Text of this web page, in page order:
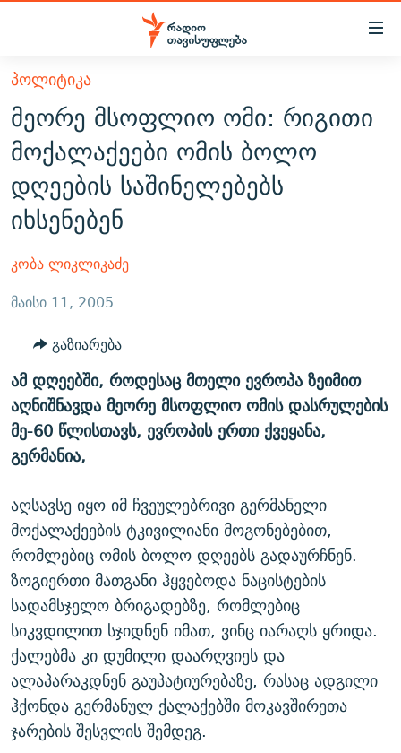
Accessibility
მთავარ
შინაარსზე
დაბრუნება
მთავარ
ნავიგაციაზე
დაბრუნება
ძიებაზე
დაბრუნება
ᲐᲮᲐᲚᲘ ᲐᲛᲑᲔᲑᲘ
ᲗᲔᲛᲔᲑᲘ
ᲞᲝᲚᲘᲢᲘᲙᲐ
ᲔᲙᲝᲜᲝᲛᲘᲙᲐ
ᲡᲐᲖᲝᲒᲐᲓᲝᲔᲑᲐ
ᲙᲣᲚᲢᲣᲠᲐ
ᲡᲞᲝᲠᲢᲘ
ᲕᲘᲓᲔᲝ
ᲑᲚᲝᲒᲔᲑᲘ
ᲞᲝᲓᲙᲐᲡᲢᲔᲑᲘ
ᲐᲡᲐᲗᲘᲐᲜᲘᲡ ᲙᲣᲗᲮᲔ
ᲜᲘᲙᲝᲡ ᲞᲝᲓᲙᲐᲡᲢᲘ
ᲒᲐᲜᲙᲘᲗᲮᲕᲘᲡ ᲓᲦᲔ
ᲓᲘᲚᲘᲡ ᲡᲐᲣᲑᲠᲔᲑᲘ
ᲛᲝᲚᲐᲞᲐᲠᲐᲙᲔ ᲢᲔᲥᲡᲢᲔᲑᲘ
ᲨᲘᲜ - ᲣᲪᲮᲝᲔᲗᲨᲘ
ᲐᲛᲔᲠᲘᲙᲣᲚᲘ ᲛᲝᲗᲮᲠᲝᲑᲐ
ᲘᲛᲞᲔᲠᲘᲐ ᲓᲐ ᲠᲐᲓᲘᲝ
ᲒᲐᲓᲐᲪᲔᲛᲔᲑᲘ
ᲗᲐᲕᲘᲡᲣᲤᲚᲔᲑᲘᲡ ᲛᲝᲜᲘᲢᲝᲠᲘ
ᲗᲥᲕᲔᲜᲘ ᲞᲣᲑᲚᲘᲙᲐᲪᲘᲔᲑᲘ
ᲣᲙᲠᲐᲘᲜᲐᲨᲘ ᲓᲐᲦᲣᲞᲣᲚᲘ ᲥᲐᲠᲗᲕᲔᲚᲘ ᲛᲔᲑᲠᲫᲝᲚᲔᲑᲘ - 2022
ᲓᲐᲛᲝᲣᲙᲘᲓᲔᲑᲚᲝᲑᲘᲡ 100 ᲬᲔᲚᲘ
ᲩᲔᲛᲘ ᲡᲘᲙᲕᲓᲘᲚᲘᲡ ᲛᲘᲖᲔᲖᲘᲐ COVID-19
11 ᲬᲔᲚᲘ - 11 ᲐᲛᲑᲐᲕᲘ
ᲑᲐᲕᲨᲕᲔᲑᲘ ᲞᲠᲝᲡᲢᲘᲢᲣᲪᲘᲐᲨᲘ - ᲐᲛᲝᲣᲗᲥᲛᲔᲚᲘ ᲐᲛᲑᲐᲕᲘ
5 ᲐᲛᲑᲐᲕᲘ - 20 ᲘᲕᲜᲘᲡᲡ ᲓᲐᲨᲐᲕᲔᲑᲣᲚᲔᲑᲘ
ᲐᲒᲕᲘᲡᲢᲝᲡ ᲝᲛᲘ
ПРИВЕТ ᲙᲣᲚᲢᲣᲠᲐ
ЭХО КАВКАЗА
ᲒᲐᲛᲝᲘᲬᲔᲠᲔ
რთე/რთ-ის ყველა საიტი
ᲞᲝᲚᲘᲢᲘᲙᲐ
მეორე მსოფლიო ომი: რიგითი
მოქალაქეები ომის ბოლო
დღეების საშინელებებს
იხსენებენ
კობა ლიკლიკაძე
მაისი 11, 2005
გაზიარება
ამ დღეებში, როდესაც მთელი ევროპა ზეიმით
აღნიშნავდა მეორე მსოფლიო ომის დასრულების
მე-60 წლისთავს, ევროპის ერთი ქვეყანა,
გერმანია,
აღსავსე იყო იმ ჩვეულებრივი გერმანელი
მოქალაქეების ტკივილიანი მოგონებებით,
რომლებიც ომის ბოლო დღეებს გადაურჩნენ.
ზოგიერთი მათგანი ჰყვებოდა ნაცისტების
სადამსჯელო ბრიგადებზე, რომლებიც
სიკვდილით სჯიდნენ იმათ, ვინც იარაღს ყრიდა.
ქალებმა კი დუმილი დაარღვიეს და
ალაპარაკდნენ გაუპატიურებაზე, რასაც ადგილი
ჰქონდა გერმანულ ქალაქებში მოკავშირეთა
ჯარების შესვლის შემდეგ.